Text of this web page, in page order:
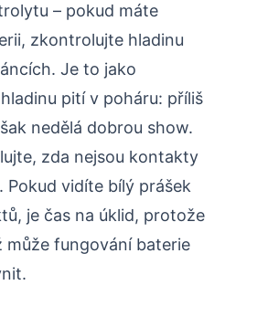
– pokud máte
zkontrolujte hladinu
Je to jako
pití v poháru: příliš
nedělá dobrou show.
zda nejsou kontakty
Pokud vidíte bílý prášek
je čas na úklid, protože
může fungování baterie